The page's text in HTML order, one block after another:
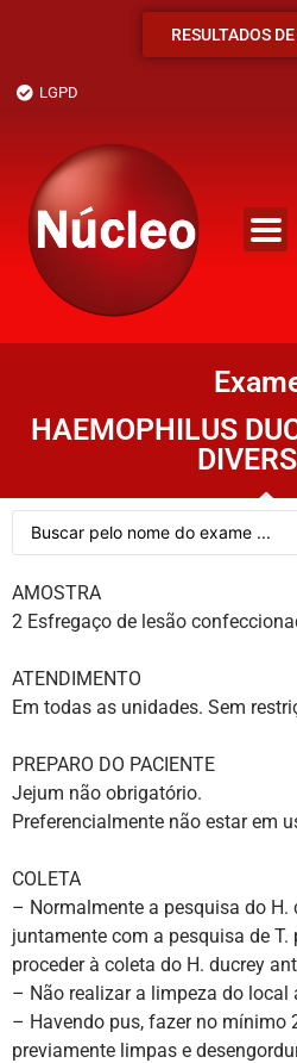
RESULTADOS
LGPD
HAEMOPHILUS
AMOSTRA
2 Esfregaço de lesão
ATENDIMENTO
Em todas as unidades. Sem
PREPARO DO PACIENTE
Jejum não obrigatório.
Preferencialmente não estar em
COLETA
– Normalmente a pesquisa do H.
juntamente com a pesquisa de
proceder à coleta do H. ducrey
– Não realizar a limpeza do local
– Havendo pus, fazer no mínimo
previamente limpas e